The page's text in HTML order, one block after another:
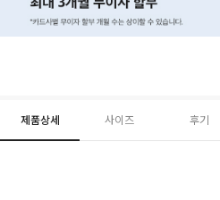
제품상세 사이즈 후기